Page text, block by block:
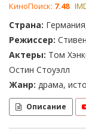
КиноПоиск: 7.48
Страна:
Режиссер:
Актеры: Том
Остин Стоуэлл
Жанр: драма,
Описание